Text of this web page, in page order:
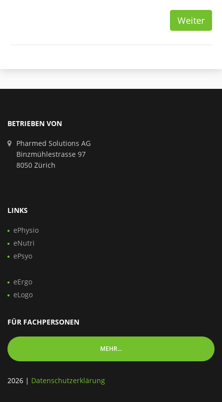
Weiter
BETRIEBEN VON
Pharmed Solutions AG
Binzmühlestrasse 97
8050 Zürich
LINKS
ePhysio
eNutri
ePsyo
eErgo
eLogo
FÜR FACHPERSONEN
MEHR...
2026 | Datenschutzerklärung